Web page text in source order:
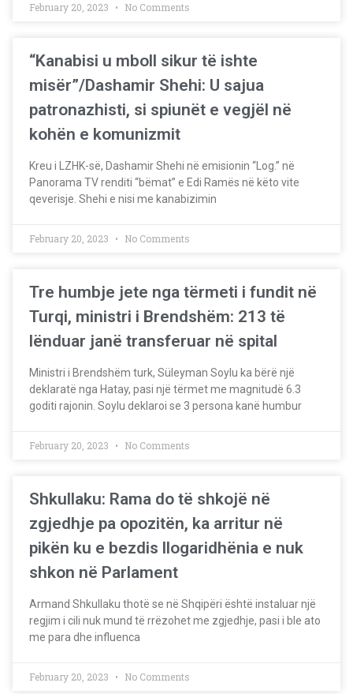
February 20, 2023 No Comments
“Kanabisi u mboll sikur të ishte
misër”/Dashamir Shehi: U sajua
patronazhisti, si spiunët e vegjël në
kohën e komunizmit
Kreu i LZHK-së, Dashamir Shehi në emisionin “Log.” në
Panorama TV renditi “bëmat” e Edi Ramës në këto vite
qeverisje. Shehi e nisi me kanabizimin
February 20, 2023 No Comments
Tre humbje jete nga tërmeti i fundit në
Turqi, ministri i Brendshëm: 213 të
lënduar janë transferuar në spital
Ministri i Brendshëm turk, Süleyman Soylu ka bërë një
deklaratë nga Hatay, pasi një tërmet me magnitudë 6.3
goditi rajonin. Soylu deklaroi se 3 persona kanë humbur
February 20, 2023 No Comments
Shkullaku: Rama do të shkojë në
zgjedhje pa opozitën, ka arritur në
pikën ku e bezdis llogaridhënia e nuk
shkon në Parlament
Armand Shkullaku thotë se në Shqipëri është instaluar një
regjim i cili nuk mund të rrëzohet me zgjedhje, pasi i ble ato
me para dhe influenca
February 20, 2023 No Comments